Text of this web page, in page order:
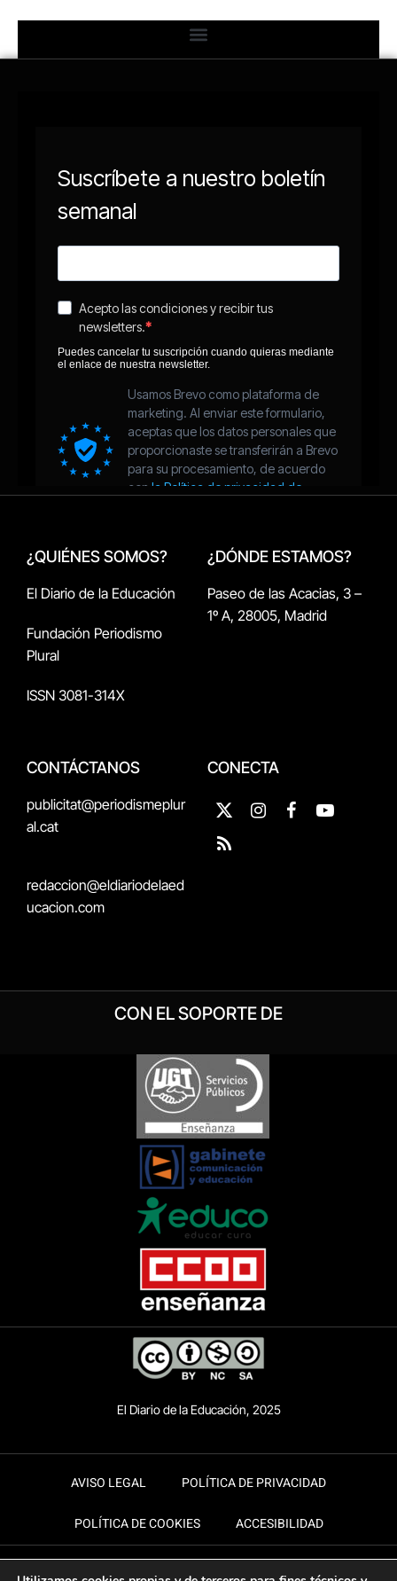
¿QUIÉNES SOMOS?
El Diario de la Educación
Fundación Periodismo
Plural
ISSN 3081-314X
¿DÓNDE ESTAMOS?
Paseo de las Acacias, 3 –
1º A, 28005, Madrid
CONTÁCTANOS
publicitat@periodismeplur
al.cat
redaccion@eldiariodelaed
ucacion.com
CONECTA
X
(Twitter)
InstagramFacebookYouTube
RSS
CON EL SOPORTE DE
El Diario de la Educación, 2025
AVISO LEGAL POLÍTICA DE PRIVACIDAD
POLÍTICA DE COOKIES ACCESIBILIDAD